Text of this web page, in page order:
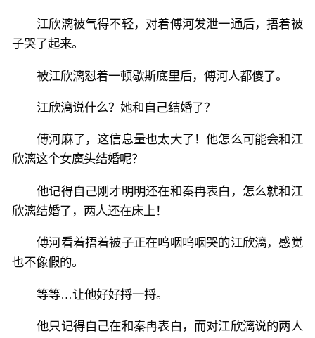
江欣漓被气得不轻，对着傅河发泄一通后，捂着被
子哭了起来。
被江欣漓怼着一顿歇斯底里后，傅河人都傻了。
江欣漓说什么？她和自己结婚了？
傅河麻了，这信息量也太大了！他怎么可能会和江
欣漓这个女魔头结婚呢？
他记得自己刚才明明还在和秦冉表白，怎么就和江
欣漓结婚了，两人还在床上！
傅河看着捂着被子正在呜咽呜咽哭的江欣漓，感觉
也不像假的。
等等…让他好好捋一捋。
他只记得自己在和秦冉表白，而对江欣漓说的两人